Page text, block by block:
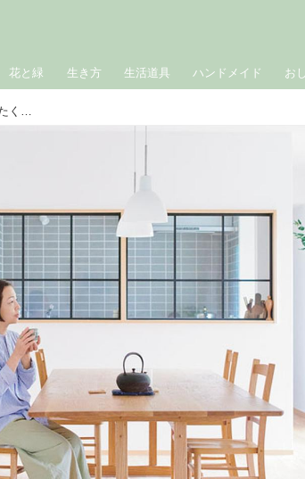
花と緑 生き方 生活道具 ハンドメイド お
ソファや収納家具は置かずに「すっきり暮らす」ものをたくさん持つより“空間の余白”を味わう豊かな暮らしを／in-kyo店主・長谷川ちえさん